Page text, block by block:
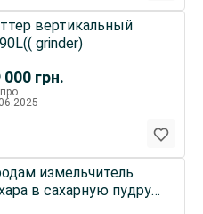
000 грн.
вертикальный
grinder)
измельчитель
сахарную пудру